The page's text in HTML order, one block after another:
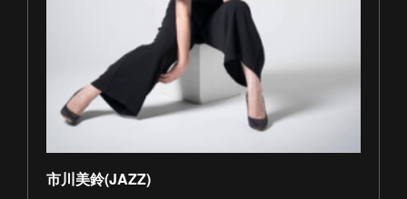
市川美鈴(JAZZ)